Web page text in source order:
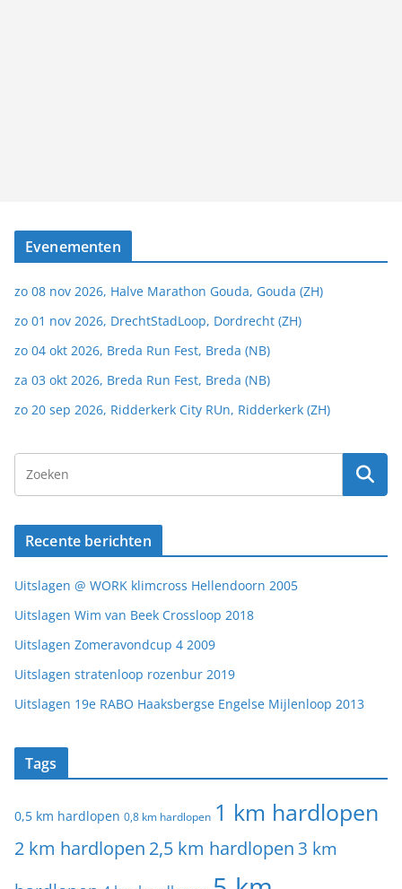
Evenementen
zo 08 nov 2026, Halve Marathon Gouda, Gouda (ZH)
zo 01 nov 2026, DrechtStadLoop, Dordrecht (ZH)
zo 04 okt 2026, Breda Run Fest, Breda (NB)
za 03 okt 2026, Breda Run Fest, Breda (NB)
zo 20 sep 2026, Ridderkerk City RUn, Ridderkerk (ZH)
Recente berichten
Uitslagen @ WORK klimcross Hellendoorn 2005
Uitslagen Wim van Beek Crossloop 2018
Uitslagen Zomeravondcup 4 2009
Uitslagen stratenloop rozenbur 2019
Uitslagen 19e RABO Haaksbergse Engelse Mijlenloop 2013
Tags
0,5 km hardlopen 0,8 km hardlopen 1 km hardlopen
2 km hardlopen 2,5 km hardlopen 3 km